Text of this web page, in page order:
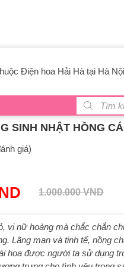
Điện hoa Hải Hà tại Hà
Tìm kiếm
SINH NHẬT HỒNG
giá)
1.000.000VND
vị nữ hoàng mà chắc chắn
Lãng mạn và tinh tế, nồng
hoa được người ta sử dụng